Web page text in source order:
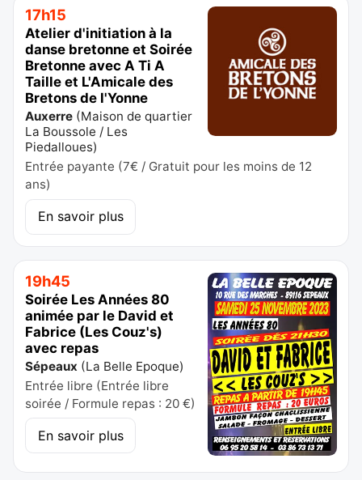
17h15
Atelier d'initiation à la
danse bretonne et Soirée
Bretonne avec A Ti A
Taille et L'Amicale des
Bretons de l'Yonne
Auxerre (Maison de quartier
La Boussole / Les
Piedalloues)
Entrée payante (7€ / Gratuit pour les moins de 12
ans)
En savoir plus
19h45
Soirée Les Années 80
animée par le David et
Fabrice (Les Couz's)
avec repas
Sépeaux (La Belle Epoque)
Entrée libre (Entrée libre
soirée / Formule repas : 20 €)
En savoir plus